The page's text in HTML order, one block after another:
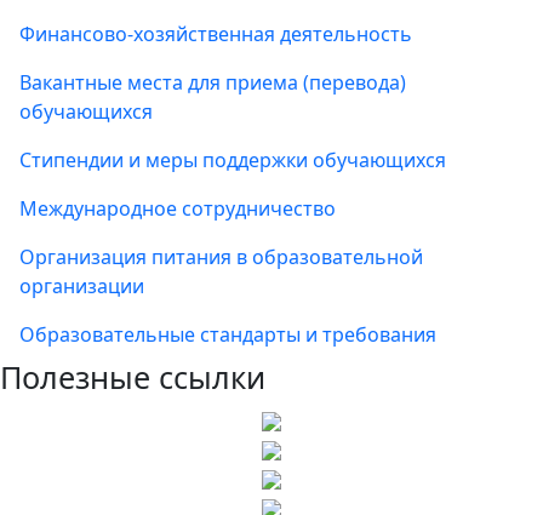
Финансово-хозяйственная деятельность
Вакантные места для приема (перевода)
обучающихся
Стипендии и меры поддержки обучающихся
Международное сотрудничество
Организация питания в образовательной
организации
Образовательные стандарты и требования
Полезные ссылки